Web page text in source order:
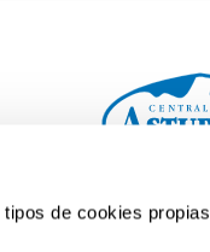
de cookies
Tu consulta.